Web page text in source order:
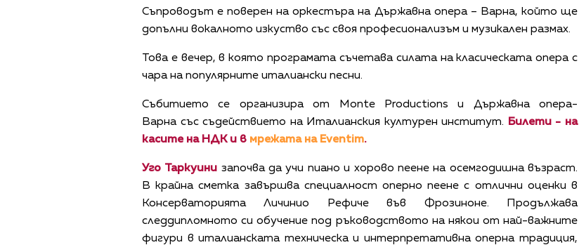
Съпроводът е поверен на оркестъра на Държавна опера – Варна, който ще
допълни вокалното изкуство със своя професионализъм и музикален размах.
Това е вечер, в която програмата съчетава силата на класическата опера с
чара на популярните италиански песни.
Събитието се организира от Monte Productions и Държавна опера-
Варна със съдействието на Италианския културен институт.
Билети - на
касите на НДК и в мрежата на Eventim.
Уго Таркуини започва да учи пиано и хорово пеене на осемгодишна възраст.
В крайна сметка завършва специалност оперно пеене с отлични оценки в
Консерваторията Личинио Рефиче във Фрозиноне. Продължава
следдипломното си обучение под ръководството на някои от най-важните
фигури в италианската техническа и интерпретативна оперна традиция,